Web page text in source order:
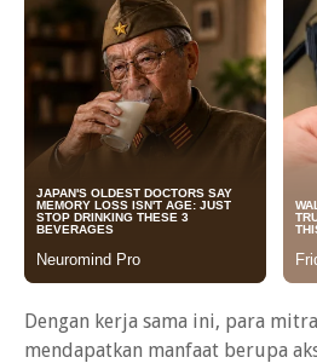
Dengan kerja sama ini, para
mendapatkan manfaat berupa